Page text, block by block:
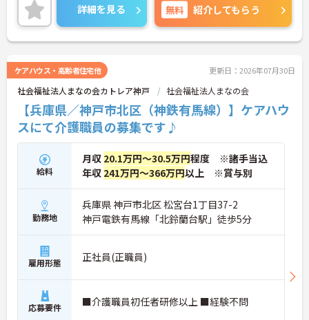
ご興味ある方には、面接のポイントなど、さらに詳
細をお話致しますのでお気軽にご相談ください。
詳細を見る 無料 紹介してもらう
ケアハウス・高齢者住宅他 更新日：2026年07月30日
社会福祉法人まなの会カトレア神戸 社会福祉法人まなの会
【兵庫県／神戸市北区（神鉄有馬線）】ケアハウ
スにて介護職員の募集です♪
給料
月収 20.1万円～30.5万円程度 ※諸手当込
年収 241万円～366万円以上 ※賞与別
勤務地
兵庫県 神戸市北区 松宮台1丁目37-2
神戸電鉄有馬線「北鈴蘭台駅」徒歩5分
雇用形態 正社員(正職員)
応募要件 ■介護職員初任者研修以上 ■経験不問